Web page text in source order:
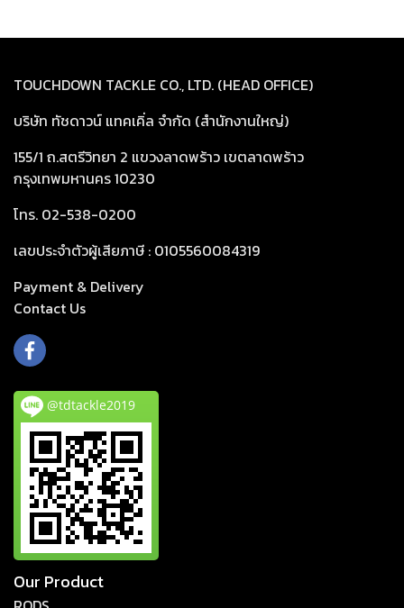
TOUCHDOWN TACKLE CO., LTD. (HEAD OFFICE)
บริษัท ทัชดาวน์ แทคเคิ่ล จำกัด (สำนักงานใหญ่)
155/1 ถ.สตรีวิทยา 2 แขวงลาดพร้าว เขตลาดพร้าว
กรุงเทพมหานคร 10230
โทร. 02-538-0200
เลขประจำตัวผู้เสียภาษี : 0105560084319
Payment & Delivery
Contact Us
@tdtackle2019
Our Product